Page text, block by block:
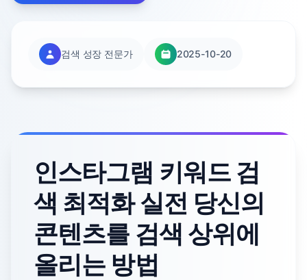
검색 성장 전문가 2025-10-20
인스타그램 키워드 검
색 최적화 실전 당신의
콘텐츠를 검색 상위에
올리는 방법